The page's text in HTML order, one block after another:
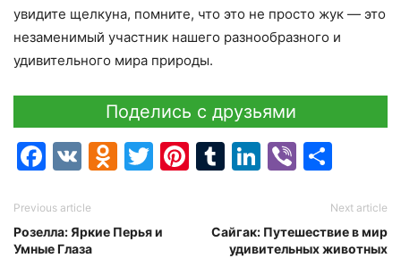
увидите щелкуна, помните, что это не просто жук — это
незаменимый участник нашего разнообразного и
удивительного мира природы.
Поделись с друзьями
Facebook
VK Odnoklassniki
Twitter
Pinterest
Tumblr
LinkedIn
Viber
Previous article
Розелла: Яркие Перья и
Умные Глаза
Next article
Сайгак: Путешествие в мир
удивительных животных